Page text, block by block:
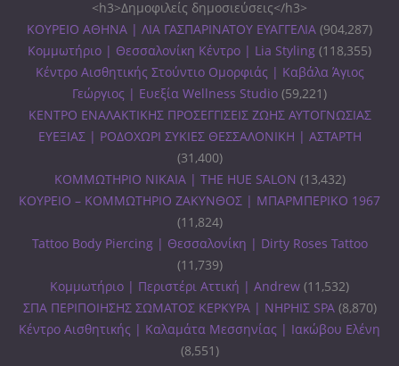
<h3>Δημοφιλείς δημοσιεύσεις</h3>
ΚΟΥΡΕΙΟ ΑΘΗΝΑ | ΛΙΑ ΓΑΣΠΑΡΙΝΑΤΟΥ ΕΥΑΓΓΕΛΙΑ (904,287)
Κομμωτήριο | Θεσσαλονίκη Κέντρο | Lia Styling (118,355)
Κέντρο Αισθητικής Στούντιο Ομορφιάς | Καβάλα Άγιος
Γεώργιος | Ευεξία Wellness Studio (59,221)
ΚΕΝΤΡΟ ΕΝΑΛΑΚΤΙΚΗΣ ΠΡΟΣΕΓΓΙΣΕΙΣ ΖΩΗΣ ΑΥΤΟΓΝΩΣΙΑΣ
ΕΥΕΞΙΑΣ | ΡΟΔΟΧΩΡΙ ΣΥΚΙΕΣ ΘΕΣΣΑΛΟΝΙΚΗ | ΑΣΤΑΡΤΗ
(31,400)
ΚΟΜΜΩΤΗΡΙΟ ΝΙΚΑΙΑ | THE HUE SALON (13,432)
ΚΟΥΡΕΙΟ – ΚΟΜΜΩΤΗΡΙΟ ΖΑΚΥΝΘΟΣ | ΜΠΑΡΜΠΕΡΙΚΟ 1967
(11,824)
Tattoo Body Piercing | Θεσσαλονίκη | Dirty Roses Tattoo
(11,739)
Κομμωτήριο | Περιστέρι Αττική | Andrew (11,532)
ΣΠΑ ΠΕΡΙΠΟΙΗΣΗΣ ΣΩΜΑΤΟΣ ΚΕΡΚΥΡΑ | ΝΗΡΗΙΣ SPA (8,870)
Κέντρο Αισθητικής | Καλαμάτα Μεσσηνίας | Ιακώβου Ελένη
(8,551)